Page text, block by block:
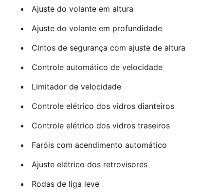
Ajuste do volante em altura
Ajuste do volante em profundidade
Cintos de segurança com ajuste de altura
Controle automático de velocidade
Limitador de velocidade
Controle elétrico dos vidros dianteiros
Controle elétrico dos vidros traseiros
Faróis com acendimento automático
Ajuste elétrico dos retrovisores
Rodas de liga leve